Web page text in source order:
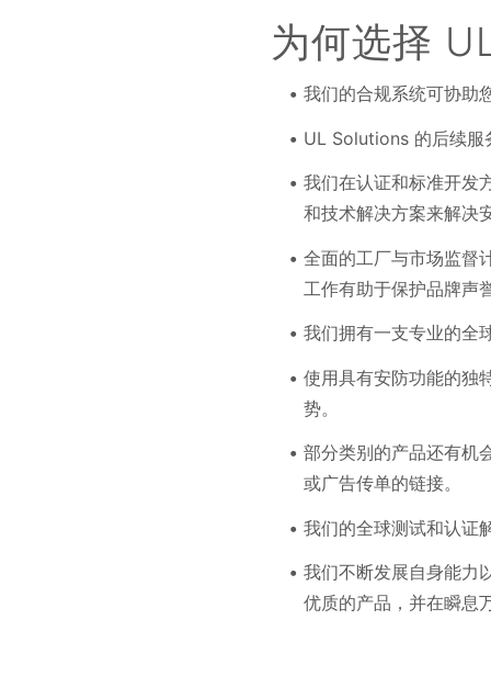
为何选择
我们的合规系统可协助
UL Solutions 的后续服
我们在认证和标准开发
和技术解决方案来解决
全面的工厂与市场监督
工作有助于保护品牌声
我们拥有一支专业的全
使用具有安防功能的独
势。
部分类别的产品还有机
或广告传单的链接。
我们的全球测试和认证
我们不断发展自身能力
优质的产品，并在瞬息